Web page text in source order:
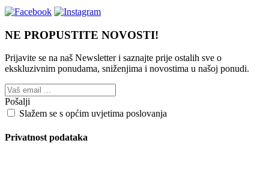
NE PROPUSTITE NOVOSTI!
Prijavite se na naš Newsletter i saznajte prije ostalih sve o
ekskluzivnim ponudama, sniženjima i novostima u našoj ponudi.
Pošalji
Slažem se s općim uvjetima poslovanja
Privatnost podataka